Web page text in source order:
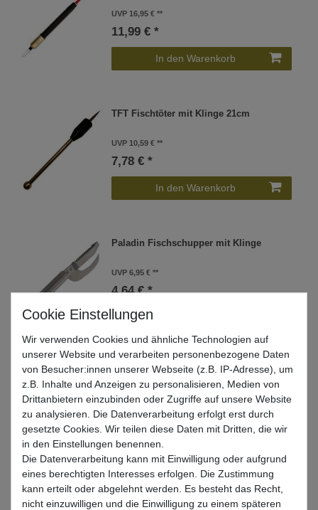
UVP 16,95 €
11,99 € *
In den Warenkorb
TFT Fischtöter mit Klinge 21cm
UVP 10,59 €
7,78 € *
In den Warenkorb
Paladin Fischschupper mit Klinge
UVP 6,95 €
4,64 € *
Paladin Fischschupper
UVP 2,95 €
1,98 € *
In den Warenkorb
Paladin Filiermesser 15,5cm -
Wir verwenden Cookies und ähnliche Technologien auf
unserer Website und verarbeiten personenbezogene Daten
von Besucher:innen unserer Webseite (z.B. IP-Adresse), um
z.B. Inhalte und Anzeigen zu personalisieren, Medien von
Drittanbietern einzubinden oder Zugriffe auf unsere Website
zu analysieren. Die Datenverarbeitung erfolgt erst durch
gesetzte Cookies. Wir teilen diese Daten mit Dritten, die wir
in den Einstellungen benennen.
Die Datenverarbeitung kann mit Einwilligung oder aufgrund
eines berechtigten Interesses erfolgen. Die Zustimmung
kann erteilt oder abgelehnt werden. Es besteht das Recht,
nicht einzuwilligen und die Einwilligung zu einem späteren